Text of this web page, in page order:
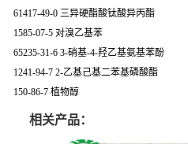
61417-49-0 三异硬酯酸钛酸异丙酯
1585-07-5 对溴乙基苯
65235-31-6 3-硝基-4-羟乙基氨基苯酚
1241-94-7 2-乙基己基二苯基磷酸酯
150-86-7 植物醇
相关产品：